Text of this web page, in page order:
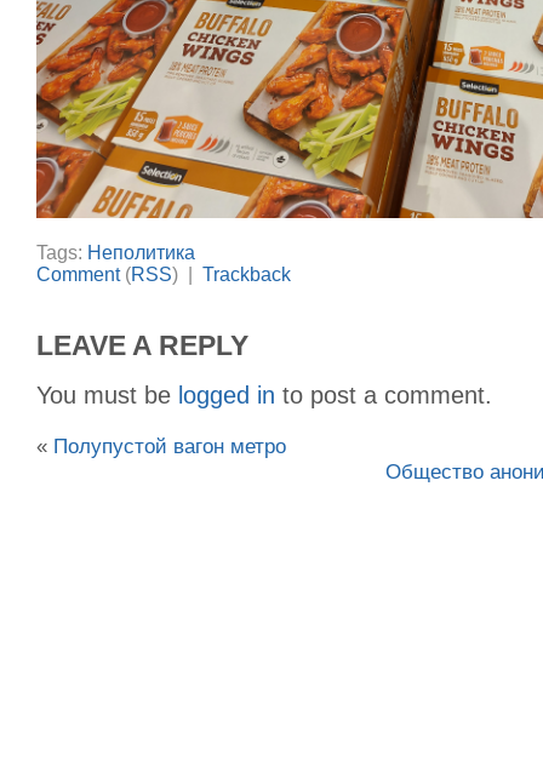
Tags: Неполитика
Comment(RSS) | Trackback
LEAVE A REPLY
You must be logged in to post a comment.
« Полупустой вагон метро
Общество